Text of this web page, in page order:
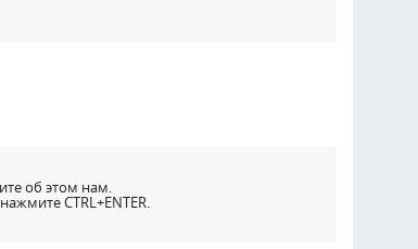
об этом нам.
CTRL+ENTER.